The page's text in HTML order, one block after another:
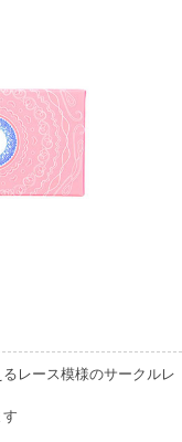
レース模様のサークルレ